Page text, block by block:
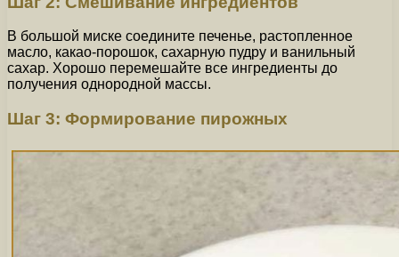
В большой миске соедините печенье, растопленное
масло, какао-порошок, сахарную пудру и ванильный
сахар. Хорошо перемешайте все ингредиенты до
получения однородной массы.
Шаг 3: Формирование пирожных